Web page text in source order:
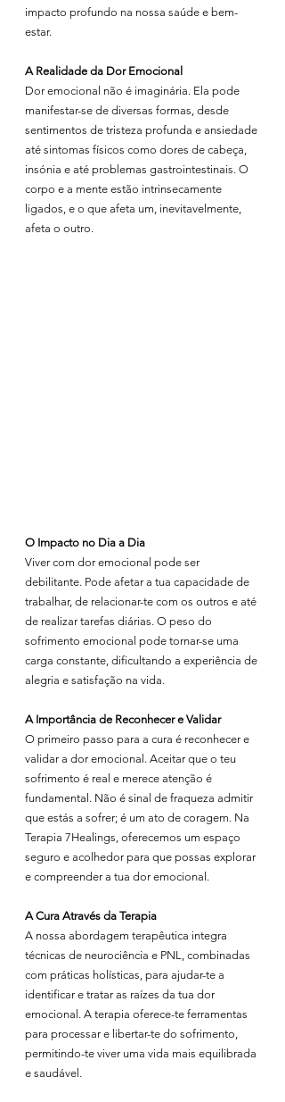
impacto profundo na nossa saúde e bem-
estar.
A Realidade da Dor Emocional
Dor emocional não é imaginária. Ela pode
manifestar-se de diversas formas, desde
sentimentos de tristeza profunda e ansiedade
até sintomas físicos como dores de cabeça,
insónia e até problemas gastrointestinais. O
corpo e a mente estão intrinsecamente
ligados, e o que afeta um, inevitavelmente,
afeta o outro.
O Impacto no Dia a Dia
Viver com dor emocional pode ser
debilitante. Pode afetar a tua capacidade de
trabalhar, de relacionar-te com os outros e até
de realizar tarefas diárias. O peso do
sofrimento emocional pode tornar-se uma
carga constante, dificultando a experiência de
alegria e satisfação na vida.
A Importância de Reconhecer e Validar
O primeiro passo para a cura é reconhecer e
validar a dor emocional. Aceitar que o teu
sofrimento é real e merece atenção é
fundamental. Não é sinal de fraqueza admitir
que estás a sofrer; é um ato de coragem. Na
Terapia 7Healings, oferecemos um espaço
seguro e acolhedor para que possas explorar
e compreender a tua dor emocional.
A Cura Através da Terapia
A nossa abordagem terapêutica integra
técnicas de neurociência e PNL, combinadas
com práticas holísticas, para ajudar-te a
identificar e tratar as raízes da tua dor
emocional. A terapia oferece-te ferramentas
para processar e libertar-te do sofrimento,
permitindo-te viver uma vida mais equilibrada
e saudável.